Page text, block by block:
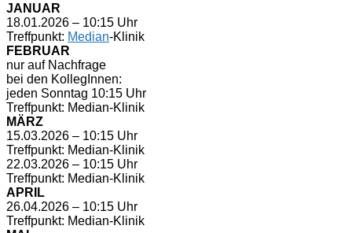
JANUAR
18.01.2026 – 10:15 Uhr
Treffpunkt: Median-Klinik
FEBRUAR
nur auf Nachfrage
bei den KollegInnen:
jeden Sonntag 10:15 Uhr
Treffpunkt: Median-Klinik
MÄRZ
15.03.2026 – 10:15 Uhr
Treffpunkt: Median-Klinik
22.03.2026 – 10:15 Uhr
Treffpunkt: Median-Klinik
APRIL
26.04.2026 – 10:15 Uhr
Treffpunkt: Median-Klinik